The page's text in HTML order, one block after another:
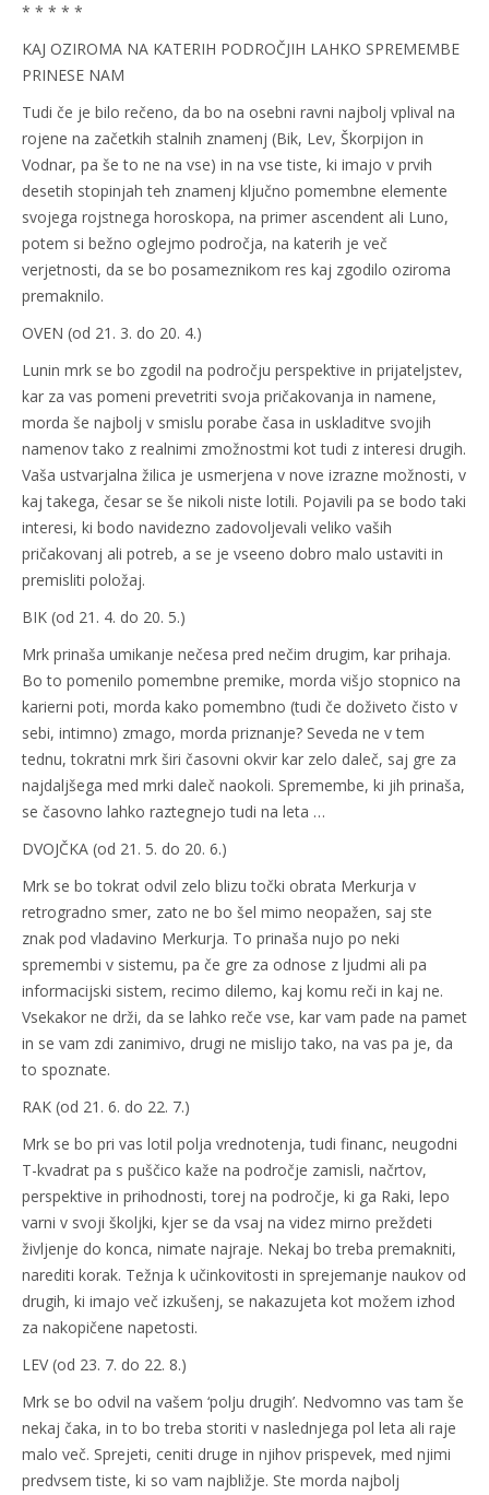
* * * * *
KAJ OZIROMA NA KATERIH PODROČJIH LAHKO SPREMEMBE
PRINESE NAM
Tudi če je bilo rečeno, da bo na osebni ravni najbolj vplival na
rojene na začetkih stalnih znamenj (Bik, Lev, Škorpijon in
Vodnar, pa še to ne na vse) in na vse tiste, ki imajo v prvih
desetih stopinjah teh znamenj ključno pomembne elemente
svojega rojstnega horoskopa, na primer ascendent ali Luno,
potem si bežno oglejmo področja, na katerih je več
verjetnosti, da se bo posameznikom res kaj zgodilo oziroma
premaknilo.
OVEN (od 21. 3. do 20. 4.)
Lunin mrk se bo zgodil na področju perspektive in prijateljstev,
kar za vas pomeni prevetriti svoja pričakovanja in namene,
morda še najbolj v smislu porabe časa in uskladitve svojih
namenov tako z realnimi zmožnostmi kot tudi z interesi drugih.
Vaša ustvarjalna žilica je usmerjena v nove izrazne možnosti, v
kaj takega, česar se še nikoli niste lotili. Pojavili pa se bodo taki
interesi, ki bodo navidezno zadovoljevali veliko vaših
pričakovanj ali potreb, a se je vseeno dobro malo ustaviti in
premisliti položaj.
BIK (od 21. 4. do 20. 5.)
Mrk prinaša umikanje nečesa pred nečim drugim, kar prihaja.
Bo to pomenilo pomembne premike, morda višjo stopnico na
karierni poti, morda kako pomembno (tudi če doživeto čisto v
sebi, intimno) zmago, morda priznanje? Seveda ne v tem
tednu, tokratni mrk širi časovni okvir kar zelo daleč, saj gre za
najdaljšega med mrki daleč naokoli. Spremembe, ki jih prinaša,
se časovno lahko raztegnejo tudi na leta …
DVOJČKA (od 21. 5. do 20. 6.)
Mrk se bo tokrat odvil zelo blizu točki obrata Merkurja v
retrogradno smer, zato ne bo šel mimo neopažen, saj ste
znak pod vladavino Merkurja. To prinaša nujo po neki
spremembi v sistemu, pa če gre za odnose z ljudmi ali pa
informacijski sistem, recimo dilemo, kaj komu reči in kaj ne.
Vsekakor ne drži, da se lahko reče vse, kar vam pade na pamet
in se vam zdi zanimivo, drugi ne mislijo tako, na vas pa je, da
to spoznate.
RAK (od 21. 6. do 22. 7.)
Mrk se bo pri vas lotil polja vrednotenja, tudi financ, neugodni
T-kvadrat pa s puščico kaže na področje zamisli, načrtov,
perspektive in prihodnosti, torej na področje, ki ga Raki, lepo
varni v svoji školjki, kjer se da vsaj na videz mirno preždeti
življenje do konca, nimate najraje. Nekaj bo treba premakniti,
narediti korak. Težnja k učinkovitosti in sprejemanje naukov od
drugih, ki imajo več izkušenj, se nakazujeta kot možem izhod
za nakopičene napetosti.
LEV (od 23. 7. do 22. 8.)
Mrk se bo odvil na vašem ‘polju drugih’. Nedvomno vas tam še
nekaj čaka, in to bo treba storiti v naslednjega pol leta ali raje
malo več. Sprejeti, ceniti druge in njihov prispevek, med njimi
predvsem tiste, ki so vam najbližje. Ste morda najbolj